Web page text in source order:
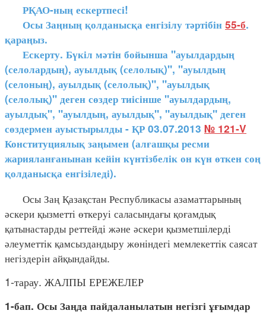
РҚАО-ның ескертпесі!
Осы Заңның қолданысқа енгізілу тәртібін 55-б.
қараңыз.
Ескерту. Бүкіл мәтін бойынша "ауылдардың
(селолардың), ауылдық (селолық)", "ауылдың
(селоның), ауылдық (селолық)", "ауылдық
(селолық)" деген сөздер тиісінше "ауылдардың,
ауылдық", "ауылдың, ауылдық", "ауылдық" деген
сөздермен ауыстырылды - ҚР 03.07.2013 № 121-V
Конституциялық заңымен (алғашқы ресми
жарияланғанынан кейін күнтізбелік он күн өткен соң
қолданысқа енгізіледі).
Осы Заң Қазақстан Республикасы азаматтарының
әскери қызметті өткеруі саласындағы қоғамдық
қатынастарды реттейді және әскери қызметшілерді
әлеуметтік қамсыздандыру жөніндегі мемлекеттік саясат
негіздерін айқындайды.
1-тарау. ЖАЛПЫ ЕРЕЖЕЛЕР
1-бап. Осы Заңда пайдаланылатын негізгі ұғымдар